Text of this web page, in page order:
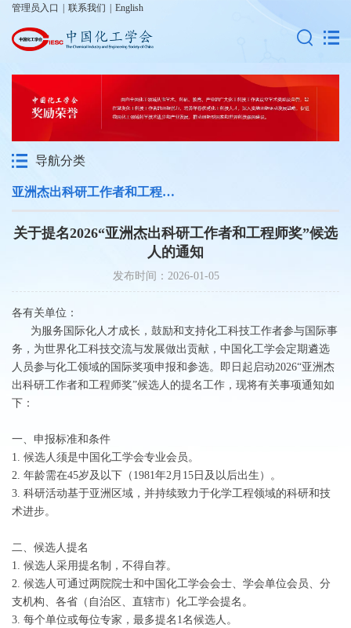
管理员入口 联系我们 English
导航分类
亚洲杰出科研工作者和工程师奖
关于提名2026“亚洲杰出科研工作者和工程师奖”候选
人的通知
发布时间：2026-01-05
各有关单位：
为服务国际化人才成长，鼓励和支持化工科技工作者参与国际事
务，为世界化工科技交流与发展做出贡献，中国化工学会定期遴选
人员参与化工领域的国际奖项申报和参选。即日起启动2026“亚洲杰
出科研工作者和工程师奖”候选人的提名工作，现将有关事项通知如
下：
一、申报标准和条件
1. 候选人须是中国化工学会专业会员。
2. 年龄需在45岁及以下（1981年2月15日及以后出生）。
3. 科研活动基于亚洲区域，并持续致力于化学工程领域的科研和技
术进步。
二、候选人提名
1. 候选人采用提名制，不得自荐。
2. 候选人可通过两院院士和中国化工学会会士、学会单位会员、分
支机构、各省（自治区、直辖市）化工学会提名。
3. 每个单位或每位专家，最多提名1名候选人。